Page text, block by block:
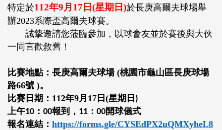
特定於112年9月17日(星期日)於長庚高爾夫球場舉
辦2023系際盃高爾夫球賽。
誠摯邀請您蒞臨參加，以球會友並於賽後與大伙
一同言歡敘舊！
比賽地點：長庚高爾夫球場 (桃園市龜山區長庚球場
路66號 )。
比賽日期：112年9月17日(星期日 )
上午10 ： 00報到， 11 ： 00開球儀式
報名連結： https://forms.gle/CYSEdPX2uQMXyheL8